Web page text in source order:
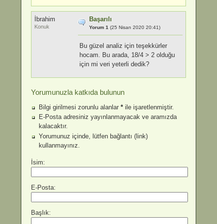
İbrahim
Konuk
Başarılı
Yorum 1 (25 Nisan 2020 20:41)
Bu güzel analiz için teşekkürler
hocam. Bu arada, 18/4 > 2 olduğu
için mi veri yeterli dedik?
Yorumunuzla katkıda bulunun
Bilgi girilmesi zorunlu alanlar * ile işaretlenmiştir.
E-Posta adresiniz yayınlanmayacak ve aramızda
kalacaktır.
Yorumunuz içinde, lütfen bağlantı (link)
kullanmayınız.
İsim:
E-Posta:
Başlık: